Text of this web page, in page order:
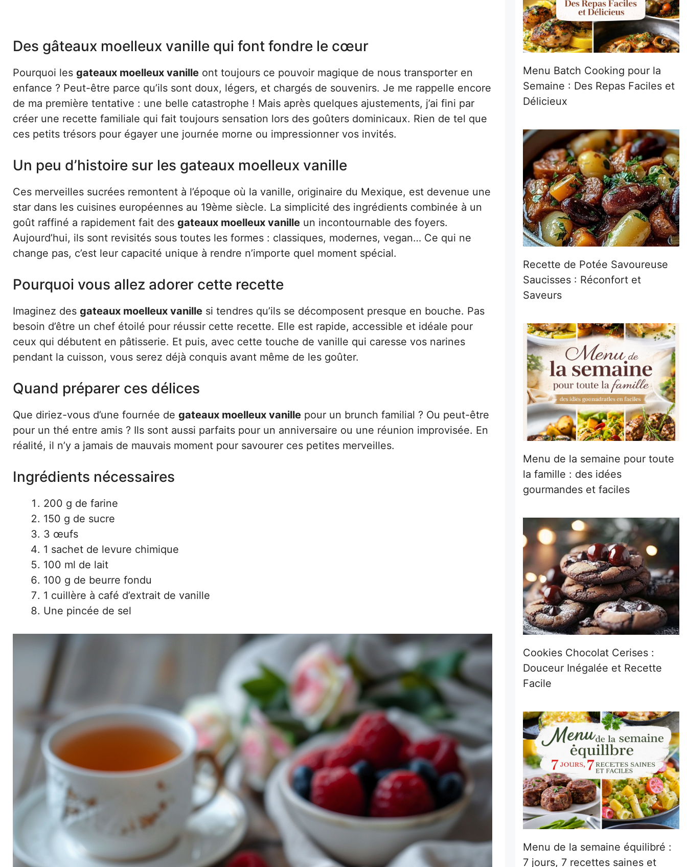
Des gâteaux moelleux vanille qui font fondre le cœur
Pourquoi les gateaux moelleux vanille ont toujours ce pouvoir magique de nous transporter en
enfance ? Peut-être parce qu’ils sont doux, légers, et chargés de souvenirs. Je me rappelle encore
de ma première tentative : une belle catastrophe ! Mais après quelques ajustements, j’ai fini par
créer une recette familiale qui fait toujours sensation lors des goûters dominicaux. Rien de tel que
ces petits trésors pour égayer une journée morne ou impressionner vos invités.
Un peu d’histoire sur les gateaux moelleux vanille
Ces merveilles sucrées remontent à l’époque où la vanille, originaire du Mexique, est devenue une
star dans les cuisines européennes au 19ème siècle. La simplicité des ingrédients combinée à un
goût raffiné a rapidement fait des gateaux moelleux vanille un incontournable des foyers.
Aujourd’hui, ils sont revisités sous toutes les formes : classiques, modernes, vegan… Ce qui ne
change pas, c’est leur capacité unique à rendre n’importe quel moment spécial.
Pourquoi vous allez adorer cette recette
Imaginez des gateaux moelleux vanille si tendres qu’ils se décomposent presque en bouche. Pas
besoin d’être un chef étoilé pour réussir cette recette. Elle est rapide, accessible et idéale pour
ceux qui débutent en pâtisserie. Et puis, avec cette touche de vanille qui caresse vos narines
pendant la cuisson, vous serez déjà conquis avant même de les goûter.
Quand préparer ces délices
Que diriez-vous d’une fournée de gateaux moelleux vanille pour un brunch familial ? Ou peut-être
pour un thé entre amis ? Ils sont aussi parfaits pour un anniversaire ou une réunion improvisée. En
réalité, il n’y a jamais de mauvais moment pour savourer ces petites merveilles.
Ingrédients nécessaires
200 g de farine
150 g de sucre
3 œufs
1 sachet de levure chimique
100 ml de lait
100 g de beurre fondu
1 cuillère à café d’extrait de vanille
Une pincée de sel
Menu Batch Cooking pour la
Semaine : Des Repas Faciles et
Délicieux
Recette de Potée Savoureuse
Saucisses : Réconfort et
Saveurs
Menu de la semaine pour toute
la famille : des idées
gourmandes et faciles
Cookies Chocolat Cerises :
Douceur Inégalée et Recette
Facile
Menu de la semaine équilibré :
7 jours, 7 recettes saines et